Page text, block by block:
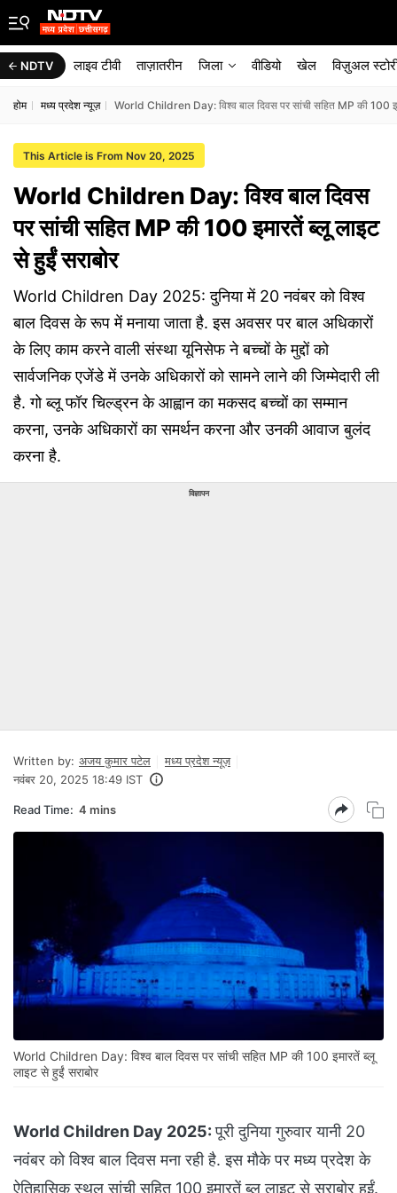
NDTV लाइव टीवी ताज़ातरीन जिला वीडियो खेल विज़ुअल
होम मध्य प्रदेश न्यूज़ World Children Day: विश्व बाल दिवस पर सांची सहित MP की 100
This Article is From Nov 20, 2025
World Children Day: विश्व बाल दिवस
पर सांची सहित MP की 100 इमारतें ब्लू लाइट
से हुईं सराबोर
World Children Day 2025: दुनिया में 20 नवंबर को विश्व
बाल दिवस के रूप में मनाया जाता है. इस अवसर पर बाल अधिकारों
के लिए काम करने वाली संस्था यूनिसेफ ने बच्चों के मुद्दों को
सार्वजनिक एजेंडे में उनके अधिकारों को सामने लाने की जिम्मेदारी ली
है. गो ब्लू फॉर चिल्ड्रन के आह्वान का मकसद बच्चों का सम्मान
करना, उनके अधिकारों का समर्थन करना और उनकी आवाज बुलंद
करना है.
विज्ञापन
Written by: अजय कुमार पटेल
मध्य प्रदेश न्यूज़
नवंबर 20, 2025 18:49 IST
Read Time: 4 mins
World Children Day: विश्व बाल दिवस पर सांची सहित MP की 100 इमारतें ब्लू
लाइट से हुईं सराबोर
World Children Day 2025:पूरी दुनिया गुरुवार यानी 20
नवंबर को विश्व बाल दिवस मना रही है. इस मौके पर मध्य प्रदेश के
ऐतिहासिक स्थल सांची सहित 100 इमारतें ब्लू लाइट से सराबोर हुईं.